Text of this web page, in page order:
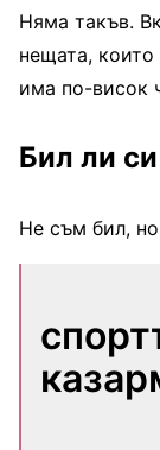
Няма такъв.
нещата,
има по-висок
Бил ли
Не съм бил, но